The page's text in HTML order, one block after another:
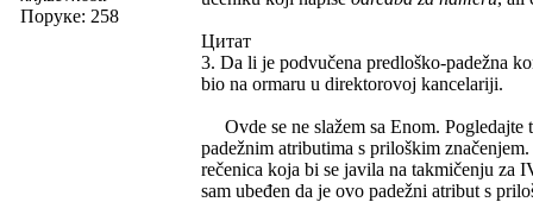
Поруке: 258
Цитат
3. Da li je podvučena predloško-padežna
bio na ormaru u direktorovoj kancelariji.
Ovde se ne slažem sa Enom. Pogledajte
padežnim atributima s priloškim
rečenica koja bi se javila na takmičenju za
sam ubeđen da je ovo padežni atribut s